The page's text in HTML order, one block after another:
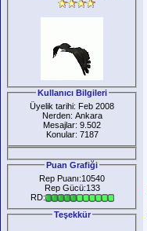
Kullanıcı Bilgileri
Üyelik tarihi: Feb 2008
Nerden: Ankara
Mesajlar: 9.502
Konular: 7187
Puan Grafiği
Rep Puanı:10540
Rep Gücü:133
RD:
Teşekkür